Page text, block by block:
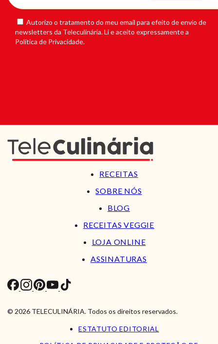
Autorizo o tratamento do meu email para efeito de envio de
newsletters da Teleculinária. Li e aceito expressamente a
Política de Privacidade.
RECEITAS
SOBRE NÓS
BLOG
RECEITAS VEGGIE
LOJA ONLINE
ASSINATURAS
© 2026 TELECULINÁRIA. Todos os direitos reservados.
ESTATUTO EDITORIAL